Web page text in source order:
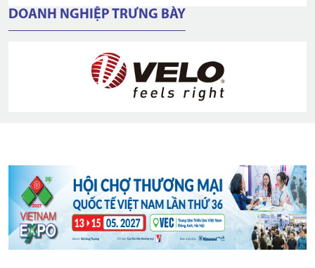
DOANH NGHIỆP TRƯNG BÀY